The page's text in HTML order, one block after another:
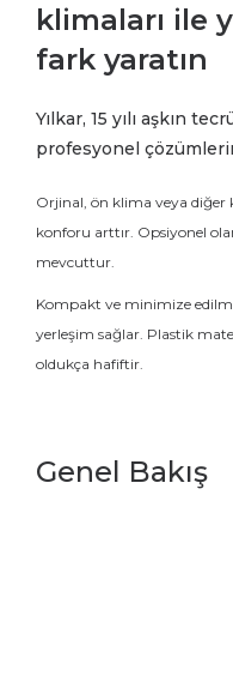
klimaları ile
fark yaratın
Yılkar, 15 yılı aşkın
profesyonel
Orjinal, ön klima veya diğer
konforu arttır. Opsiyonel
mevcuttur.
Kompakt ve minimize
yerleşim sağlar. Plastik
oldukça hafiftir.
Genel Bakış